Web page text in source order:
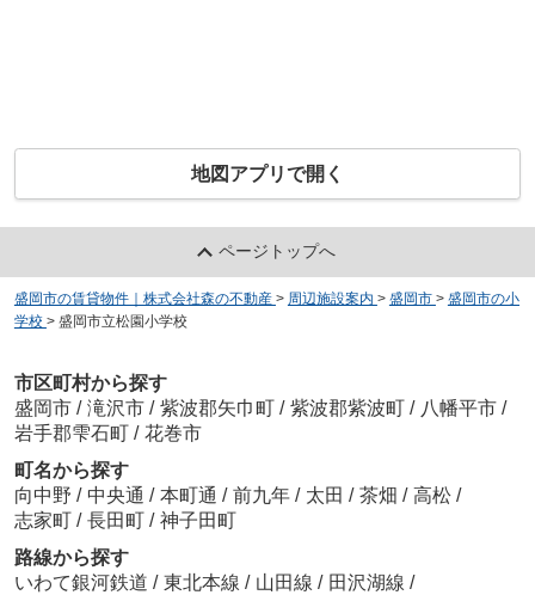
地図アプリで開く
ページトップへ
盛岡市の賃貸物件｜株式会社森の不動産 > 周辺施設案内 > 盛岡市 > 盛岡市の小
学校 > 盛岡市立松園小学校
市区町村から探す
盛岡市 / 滝沢市 / 紫波郡矢巾町 / 紫波郡紫波町 / 八幡平市 /
岩手郡雫石町 / 花巻市
町名から探す
向中野 / 中央通 / 本町通 / 前九年 / 太田 / 茶畑 / 高松 /
志家町 / 長田町 / 神子田町
路線から探す
いわて銀河鉄道 / 東北本線 / 山田線 / 田沢湖線 /